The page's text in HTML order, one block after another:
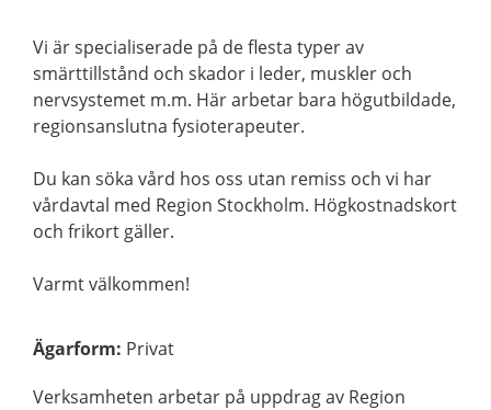
Vi är specialiserade på de flesta typer av
smärttillstånd och skador i leder, muskler och
nervsystemet m.m. Här arbetar bara högutbildade,
regionsanslutna fysioterapeuter.
Du kan söka vård hos oss utan remiss och vi har
vårdavtal med Region Stockholm. Högkostnadskort
och frikort gäller.
Varmt välkommen!
Ägarform: Privat
Verksamheten arbetar på uppdrag av Region